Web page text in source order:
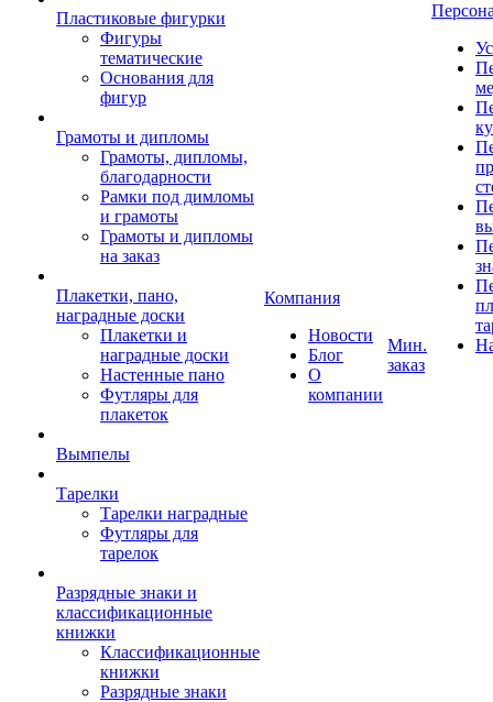
Пластиковые фигурки
Фигуры
тематические
Основания для
фигур
Грамоты и дипломы
Грамоты, дипломы,
благодарности
Рамки под димломы
и грамоты
Грамоты и дипломы
на заказ
Плакетки, пано,
наградные доски
Плакетки и
наградные доски
Настенные пано
Футляры для
плакеток
Вымпелы
Тарелки
Тарелки наградные
Футляры для
тарелок
Разрядные знаки и
классификационные
книжки
Классификационные
книжки
Разрядные знаки
Компания
Новости
Блог
О
компании
Мин.
заказ